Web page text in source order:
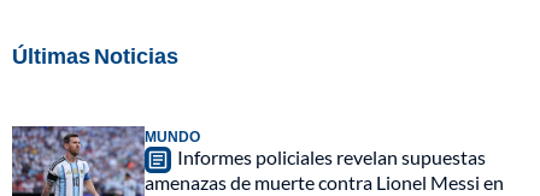
Últimas Noticias
MUNDO
Informes policiales revelan supuestas
amenazas de muerte contra Lionel Messi en